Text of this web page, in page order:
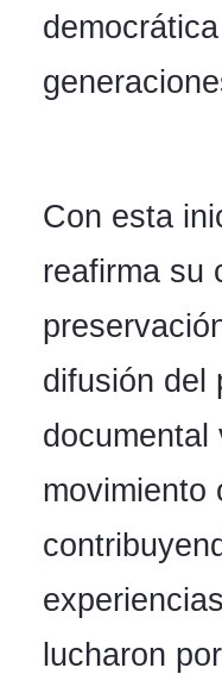
Con esta
reafirma su
difusión del
documental
movimiento
lucharon